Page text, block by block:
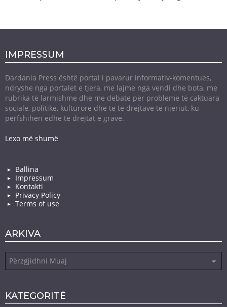
IMPRESSUM
Dardania Press është portal i pavarur informativ-komentues,
ndryshe nga portalet e tjera, me lajme nga vendi dhe bota, me
rubrika të larmishme dhe me debate për probleme të caktuara
sociale, politike, kulturore dhe të të drejtave të njeriut, ku
përfshihen edhe të drejtat e grave.
Lexo më shumë
Ballina
Impressum
Kontakti
Privacy Policy
Terms of use
ARKIVA
KATEGORITË